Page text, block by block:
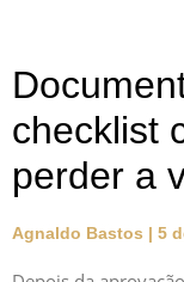
checklist
perder a
Agnaldo Bastos 5